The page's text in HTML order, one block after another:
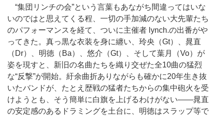
“集団リンチの会”という言葉もあながち間違ってはいな
いのではと思えてくる程、一切の手加減のない大先輩たち
のパフォーマンスを経て、ついに主催者 lynch.の出番がや
ってきた。真っ黒な衣装を身に纏い、玲央（Gt）、晁直
（Dr）、明徳（Ba）、悠介（Gt）、そして葉月（Vo）が
姿を現すと、新旧の名曲たちを織り交ぜた全10曲の猛烈
な“反撃”が開始。紆余曲折ありながらも確かに20年生き抜
いたバンドが、たとえ歴戦の猛者たちからの集中砲火を受
けようとも、そう簡単に白旗を上げるわけがない――晁直
の安定感のあるドラミングを土台に、明徳はスラップ等で